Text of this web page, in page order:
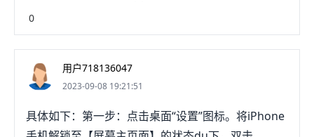
0
用户718136047
2023-09-08 19:21:51
具体如下：第一步：点击桌面“设置”图标。将iPhone